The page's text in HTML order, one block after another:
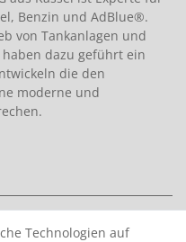
Benzin und AdBlue®.
von Tankanlagen und
dazu geführt ein
die den
moderne und
Technologien auf